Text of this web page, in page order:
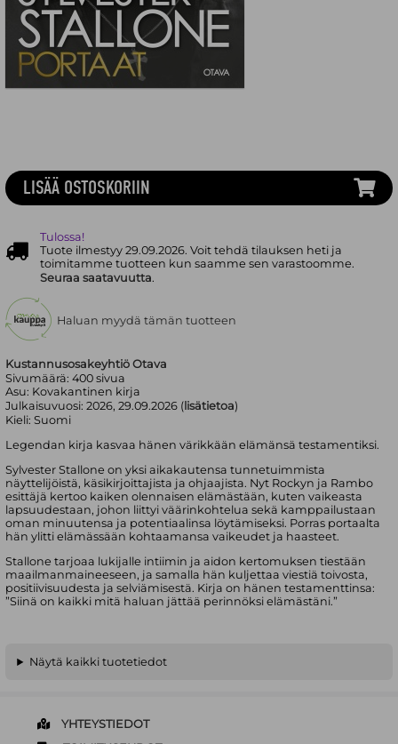
Kustannusosakeyhtiö Otava
Sivumäärä:400 sivua
Asu: Kovakantinen kirja
Julkaisuvuosi:2026, 29.09.2026 ( lisätietoa)
Kieli:Suomi
Legendan kirja kasvaa hänen värikkään elämänsä testamentiksi.
Sylvester Stallone on yksi aikakautensa tunnetuimmista
näyttelijöistä, käsikirjoittajista ja ohjaajista. Nyt Rockyn ja Rambo
esittäjä kertoo kaiken olennaisen elämästään, kuten vaikeasta
lapsuudestaan, johon liittyi väärinkohtelua sekä kamppailustaan
oman minuutensa ja potentiaalinsa löytämiseksi. Porras portaalta
hän ylitti elämässään kohtaamansa vaikeudet ja haasteet.
Stallone tarjoaa lukijalle intiimin ja aidon kertomuksen tiestään
maailmanmaineeseen, ja samalla hän kuljettaa viestiä toivosta,
positiivisuudesta ja selviämisestä. Kirja on hänen testamenttinsa:
”Siinä on kaikki mitä haluan jättää perinnöksi elämästäni.”
LISÄÄ OSTOSKORIIN
Tulossa!
Tuote ilmestyy 29.09.2026. Voit tehdä tilauksen heti ja
toimitamme tuotteen kun saamme sen varastoomme.
Seuraa saatavuutta.
Haluan myydä tämän tuotteen
Näytä kaikki tuotetiedot
YHTEYSTIEDOT